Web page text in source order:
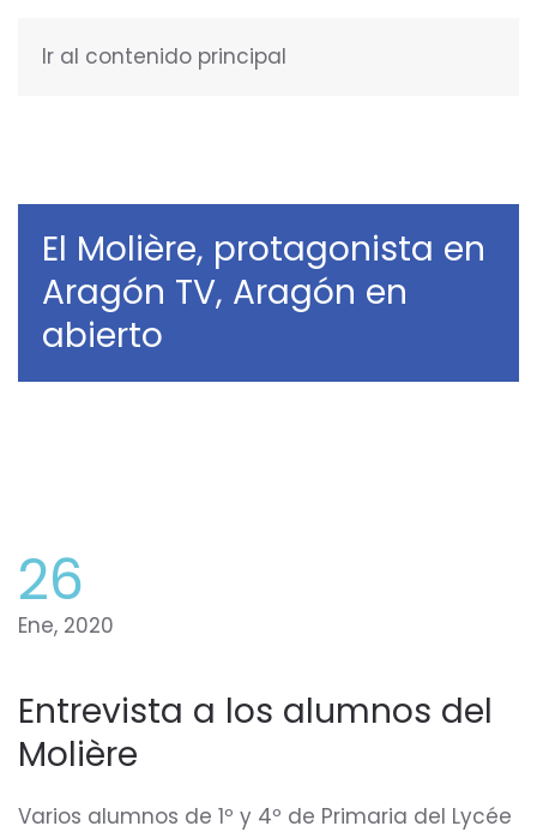
Ir al contenido principal
El Molière, protagonista en
Aragón TV, Aragón en
abierto
26
Ene, 2020
Entrevista a los alumnos del
Molière
Varios alumnos de 1º y 4º de Primaria del Lycée